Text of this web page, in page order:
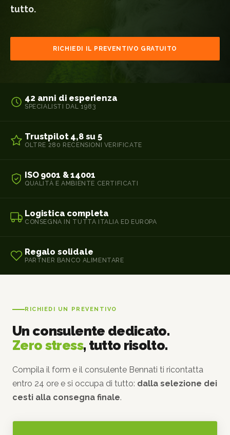
tutto.
RICHIEDI IL PREVENTIVO GRATUITO
42 anni di esperienza
SPECIALISTI DAL 1983
Trustpilot 4,8 su 5
OLTRE 280 RECENSIONI VERIFICATE
ISO 9001 & 14001
QUALITÀ E AMBIENTE CERTIFICATI
Logistica completa
CONSEGNA IN TUTTA ITALIA ED EUROPA
Regalo solidale
PARTNER BANCO ALIMENTARE
RICHIEDI UN PREVENTIVO
Un consulente dedicato.
Zero stress, tutto risolto.
Compila il form e il consulente Bennati ti ricontatta
entro 24 ore e si occupa di tutto: dalla selezione dei
cesti alla consegna finale.